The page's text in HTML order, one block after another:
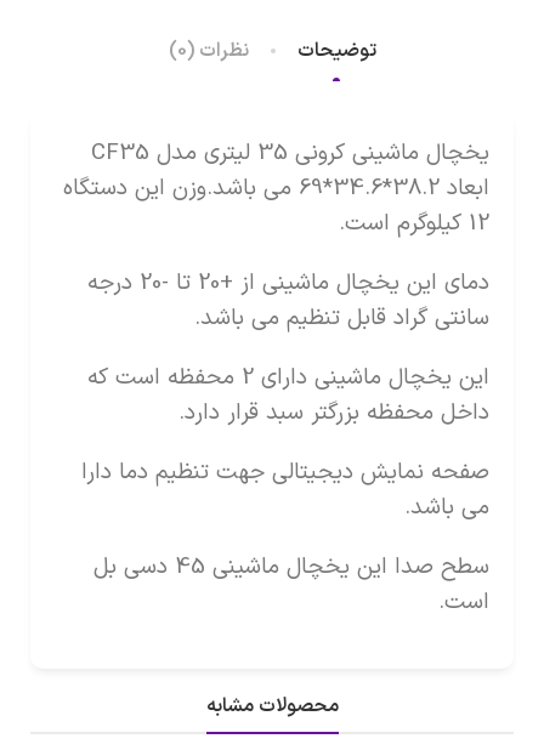
توضیحات نظرات (0)
یخچال ماشینی کرونی 35 لیتری مدل CF35
ابعاد 38.2*34.6*69 می باشد.وزن این دستگاه
12 کیلوگرم است.
دمای این یخچال ماشینی از +20 تا -20 درجه
سانتی گراد قابل تنظیم می باشد.
این یخچال ماشینی دارای 2 محفظه است که
داخل محفظه بزرگتر سبد قرار دارد.
صفحه نمایش دیجیتالی جهت تنظیم دما دارا
می باشد.
سطح صدا این یخچال ماشینی 45 دسی بل
است.
محصولات مشابه